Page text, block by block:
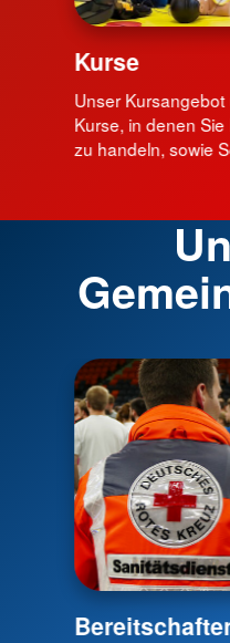
Kurse
Unser
Kurse, in denen
zu handeln, sowie